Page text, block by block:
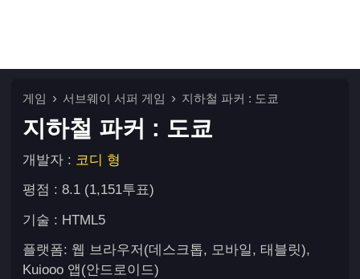
게임 서브웨이 서퍼 게임 지하철 파커 : 도쿄
지하철 파커 : 도쿄
개발자 : 코디 형
평점 : 8.1 (1,151투표)
기술 : HTML5
플랫폼: 웹 브라우저(데스크톱, 모바일, 태블릿),
Kuiooo 앱(안드로이드)